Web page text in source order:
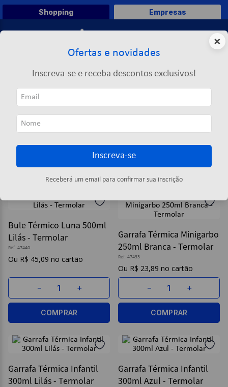
Shopping Empresas
TERMOLAR
TERMOLAR
5produtos
Bule Térmico Luna 500ml
Lilás - Termolar
Ref. 47440
R$ 45,09
＋
－
COMPRAR
Garrafa Térmica Minigarbo
250ml Branca - Termolar
Ref. 47433
R$ 23,89
＋
－
COMPRAR
Garrafa Térmica Infantil
300ml Lilás - Termolar
Garrafa Térmica Infantil
300ml Azul - Termolar
×
Ofertas e novidades
Inscreva-se e receba descontos exclusivos!
Inscreva-se
Receberá um email para confirmar sua inscrição
TERMOS MAIS BUSCADOS
4º
marca texto
post it
9º
borracha